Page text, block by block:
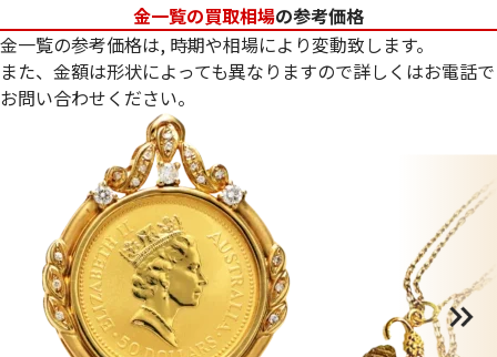
金一覧の買取相場の参考価格
金一覧の参考価格は, 時期や相場により変動致します。
また、金額は形状によっても異なりますので詳しくはお電話で
お問い合わせください。